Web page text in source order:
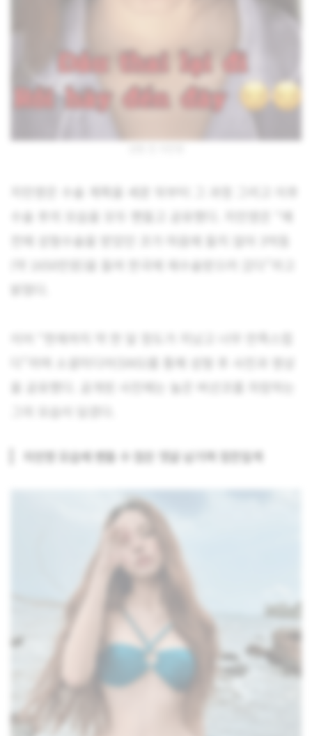
지민영은 수술 계획을 세운 뒤부터 그 과정 그리고 이후
수술 후의 모습을 모두 팬들고 공유했다. 지민영은 “예
전에 성형수술을 받았던 코가 마음에 들지 않아 3억동
(약 1650만원)을 들여 한국에 재수술받으러 갔다”라고
을 공유했다. 공개된 사진에는 높은 버선코를 자랑하는
지민영 모습에 팬들 수 많은 댓글 남기며 칭찬일색